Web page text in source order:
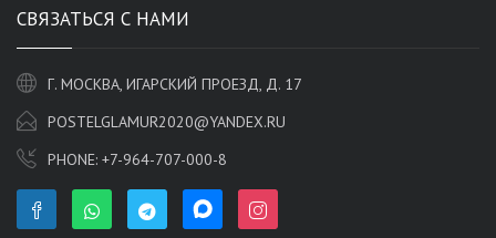
СВЯЗАТЬСЯ С НАМИ
Г. МОСКВА, ИГАРСКИЙ ПРОЕЗД, Д. 17
POSTELGLAMUR2020@YANDEX.RU
PHONE: +7-964-707-000-8